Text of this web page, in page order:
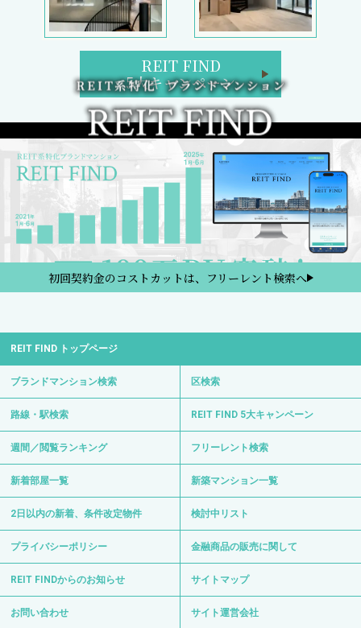
REIT FIND
5大キャンペーン
初回契約金のコストカットは、フリーレント検索へ
REIT FIND トップページ
ブランドマンション検索 区検索
路線・駅検索 REIT FIND 5大キャンペーン
週間／閲覧ランキング フリーレント検索
新着部屋一覧 新築マンション一覧
2日以内の新着、条件改定物件 検討中リスト
プライバシーポリシー 金融商品の販売に関して
REIT FINDからのお知らせ サイトマップ
お問い合わせ サイト運営会社